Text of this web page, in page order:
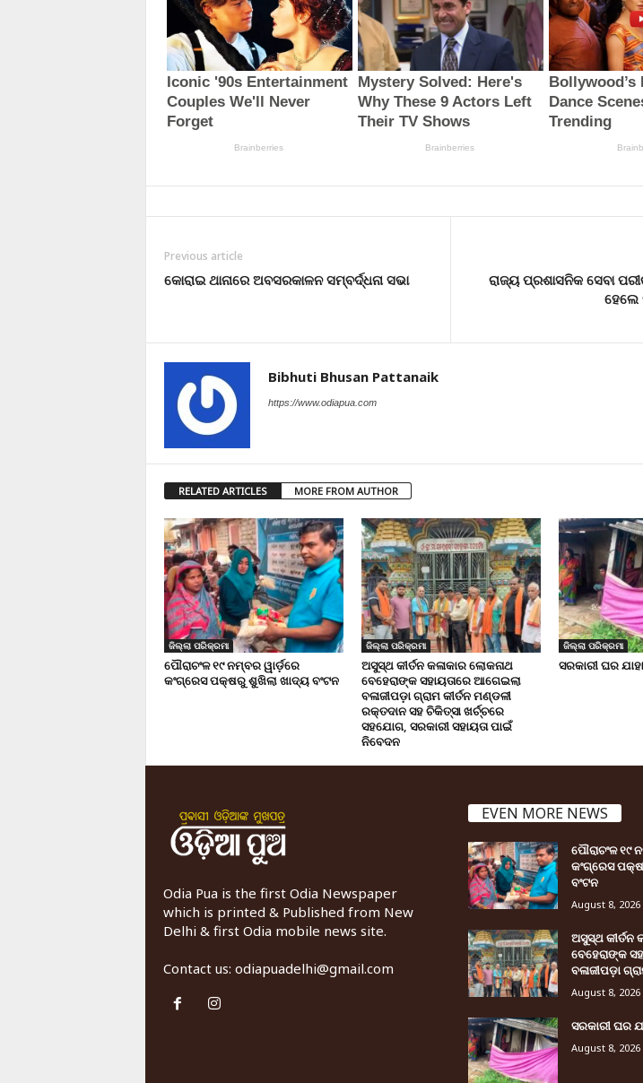
Previous article
କୋରାଇ ଥାନାରେ ଅବସରକାଳନ ସମ୍ବର୍ଦ୍ଧନା ସଭା
ରାଜ୍ୟ ପ୍ରଶାସନିକ ସେବା
ହେଲେ
Bibhuti Bhusan Pattanaik
https://www.odiapua.com
RELATED ARTICLES MORE FROM AUTHOR
ଜିଲ୍ଲା ପରିକ୍ରମା
ପୌରାଚଂଳ ୧୯ ନମ୍ବର ୱାର୍ଡ଼ରେ
କଂଗ୍ରେସ ପକ୍ଷରୁ ଶୁଖିଲା ଖାଦ୍ୟ ବଂଟନ
ଜିଲ୍ଲା ପରିକ୍ରମା
ଅସୁସ୍ଥ କୀର୍ତନ କଳାକାର ଲୋକନାଥ
ବେହେରାଙ୍କ ସହାୟତାରେ ଆଗେଇଲା
ବଳାଜୀପଡ଼ା ଗ୍ରାମ କୀର୍ତନ ମଣ୍ଡଳୀ
ରକ୍ତଦାନ ସହ ଚିକିତ୍ସା ଖର୍ଚ୍ଚରେ
ସହଯୋଗ, ସରକାରୀ ସହାୟତା ପାଇଁ
ନିବେଦନ
ଜିଲ୍ଲା ପରିକ୍ରମା
ସରକାରୀ ଘର
Odia Pua is the first Odia Newspaper
which is printed & Published from New
Delhi & first Odia mobile news site.
Contact us: odiapuadelhi@gmail.com
EVEN MORE NEWS
ପୌରାଚଂଳ ୧୯
କଂଗ୍ରେସ
ବଂଟନ
August 8, 2026
ଅସୁସ୍ଥ କୀର୍ତନ
ବେହେରାଙ୍କ
ବଳାଜୀପଡ଼ା
August 8, 2026
ସରକାରୀ ଘର
August 8, 2026